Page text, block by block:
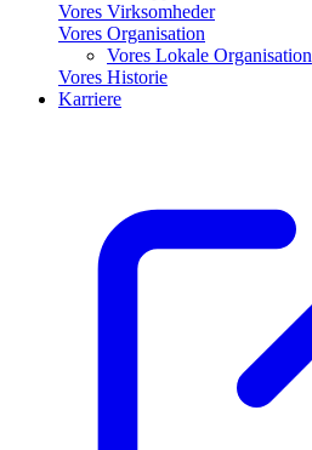
Vores Virksomheder
Vores Organisation
Vores Lokale Organisation
Vores Historie
Karriere